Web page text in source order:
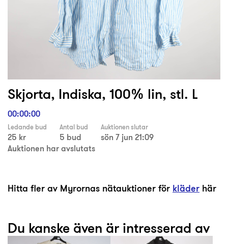
Skjorta, Indiska, 100% lin, stl. L
00:00:00
Ledande bud
25 kr
Antal bud
5 bud
Auktionen slutar
sön 7 jun 21:09
Auktionen har avslutats
Hitta fler av Myrornas nätauktioner för kläder här
Du kanske även är intresserad av